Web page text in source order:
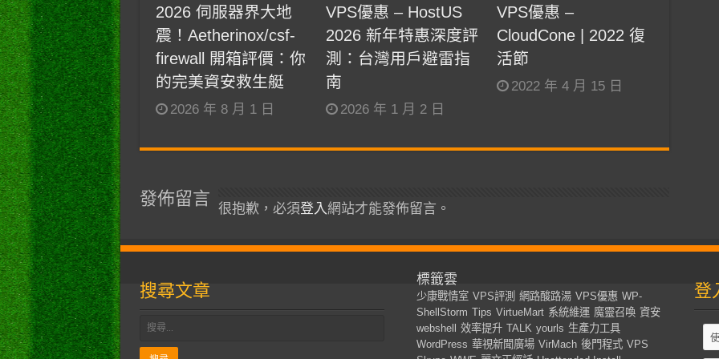
2026 伺服器界大地
震！Aetherinox/csf-
firewall 開箱評價：你
的完美資安救生艇
2026 年 8 月 1 日
VPS優惠 – HostUS
2026 新年特惠深度評
測：台灣用戶避雷指
南
2026 年 1 月 2 日
VPS優惠 –
CloudCone | 2022 復
活節
2022 年 4 月 15 日
發佈留言
很抱歉，必須登入網站才能發佈留言。
搜尋文章
標籤雲
少康戰情室 VPS評測 網路酸路湯 VPS優惠 WP-
ShellStorm Tips VirtueMart 系統維運 魔靈召喚 資安
webshell
效率提升 TALK yourls 生產力工具
WordPress 華視新聞廣場 VirMach 後門程式 VPS
登